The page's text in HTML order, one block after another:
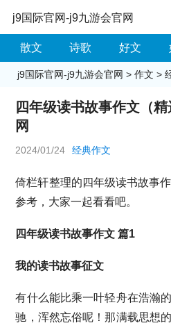
j9国际官网-j9九游会官网
散文 诗歌 好文
j9国际官网-j9九游会官网 > 作文 >
四年级读书故事作文（
网
2024/01/24 经典作文
倚栏轩整理的四年级读书故事
参考，大家一起看看吧。
四年级读书故事作文 篇1
我的读书故事征文
有什么能比乘一叶轻舟在浩瀚
驰，浑然忘俗呢！那满载思想